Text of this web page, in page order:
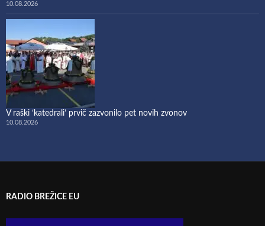
10.08.2026
​V raški ‘katedrali’ prvič zazvonilo pet novih zvonov
10.08.2026
RADIO BREŽICE EU